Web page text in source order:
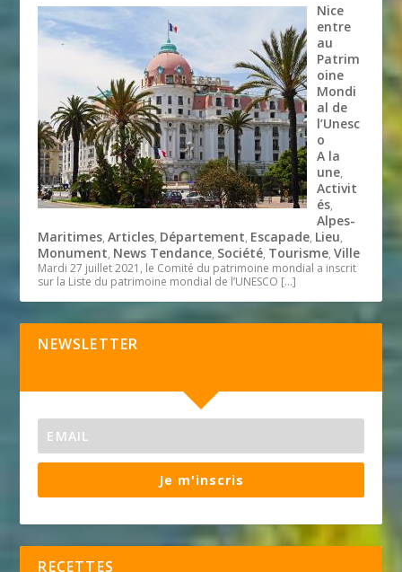
Nice
entre
au
Patrim
oine
Mondi
al de
l’Unesc
o
A la
une,
Activit
és,
Alpes-
Maritimes,Articles, Département, Escapade, Lieu,
Monument, News Tendance, Société, Tourisme,Ville
Mardi 27 juillet 2021, le Comité du patrimoine mondial a inscrit
sur la Liste du patrimoine mondial de l’UNESCO […]
NEWSLETTER
Je m'inscris
RECETTES